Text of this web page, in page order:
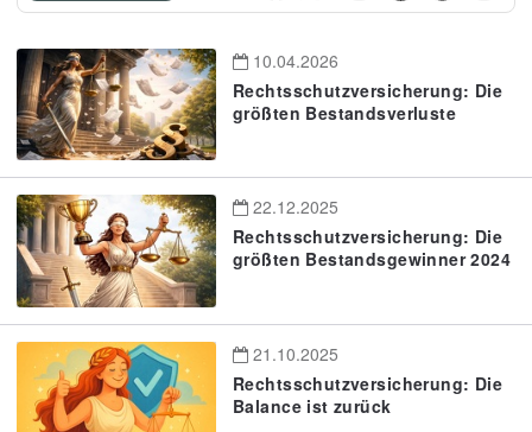
10.04.2026
Rechtsschutzversicherung: Die
größten Bestandsverluste
22.12.2025
Rechtsschutzversicherung: Die
größten Bestandsgewinner 2024
21.10.2025
Rechtsschutzversicherung: Die
Balance ist zurück